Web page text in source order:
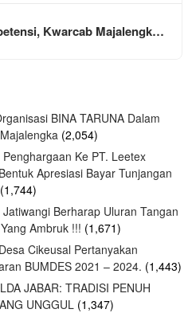
Kwarcab Majalengk…
BINA TARUNA Dalam
(2,054)
Ke PT. Leetex
Apresiasi Bayar Tunjangan
(1,744)
Berharap Uluran Tangan
Ambruk !!! (1,671)
Cikeusal Pertanyakan
BUMDES 2021 – 2024. (1,443)
JABAR: TRADISI PENUH
UNGGUL (1,347)